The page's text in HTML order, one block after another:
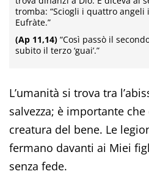
tromba: “Sciogli i quattro
Eufràte.”
(Ap 11,14) “Così passò il
subito il terzo ‘guai’.”
L’umanità si trova tra
salvezza; è importante
creatura del bene. Le
fermano davanti ai Miei
senza fede.